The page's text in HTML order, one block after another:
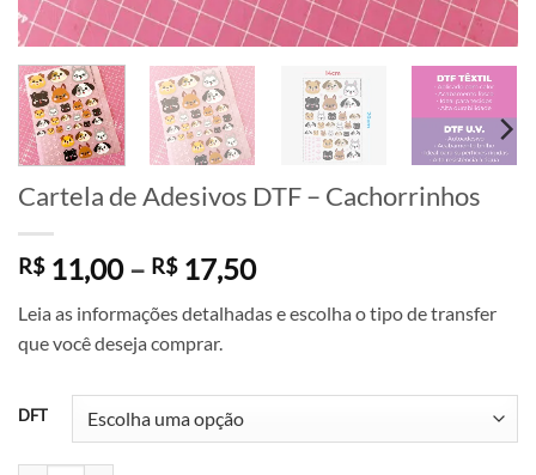
Cartela de Adesivos DTF – Cachorrinhos
R$11,00 – R$17,50Faixa
preço:
Leia as informações detalhadas e escolha o tipo de transfer
que você deseja comprar.
DFT